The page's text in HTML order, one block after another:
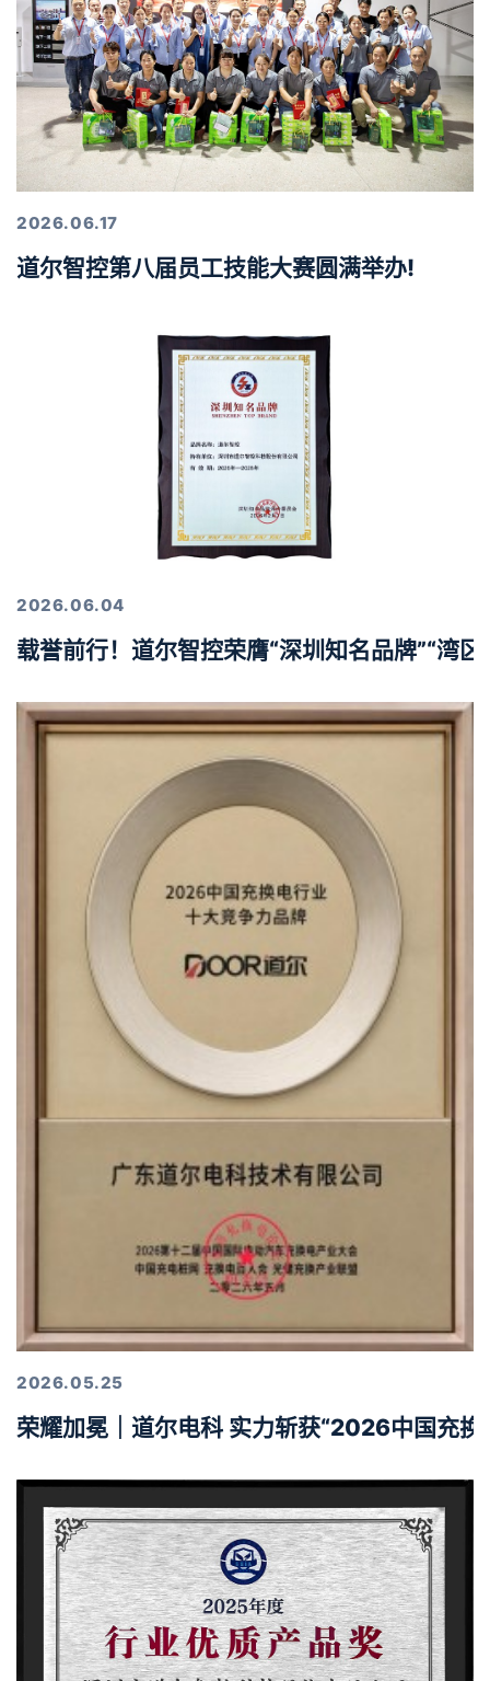
2026.06.17
道尔智控第八届员工技能大赛圆满举办!
2026.06.04
载誉前行！道尔智控荣膺“深圳知名品牌”“湾
2026.05.25
荣耀加冕｜道尔电科 实力斩获“2026中国充换